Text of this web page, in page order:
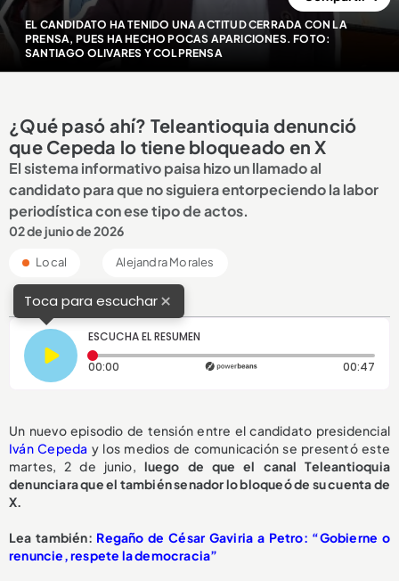
EL CANDIDATO HA TENIDO UNA ACTITUD CERRADA CON LA
PRENSA, PUES HA HECHO POCAS APARICIONES. FOTO:
SANTIAGO OLIVARES Y COLPRENSA
¿Qué pasó ahí? Teleantioquia denunció
que Cepeda lo tiene bloqueado en X
El sistema informativo paisa hizo un llamado al
candidato para que no siguiera entorpeciendo la labor
periodística con ese tipo de actos.
02 de junio de 2026
Local Alejandra Morales
Toca para escuchar×
ESCUCHA EL RESUMEN
00:00 Tiempo transcurrido: 0 segundos 00:47
Un nuevo episodio de tensión entre el candidato presidencial
Iván Cepeda y los medios de comunicación se presentó este
martes, 2 de junio, luego de que el canal Teleantioquia
denunciara que el también senador lo bloqueó de su cuenta de
X.
Lea también: Regaño de César Gaviria a Petro: “Gobierne o
renuncie, respete la democracia”